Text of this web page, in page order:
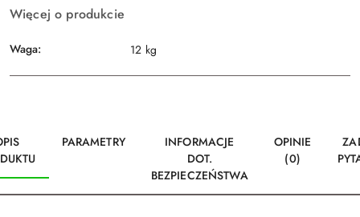
Więcej o produkcie
Waga: 12 kg
PARAMETRY
INFORMACJE
DOT.
BEZPIECZEŃSTWA
OPINIE
(0)